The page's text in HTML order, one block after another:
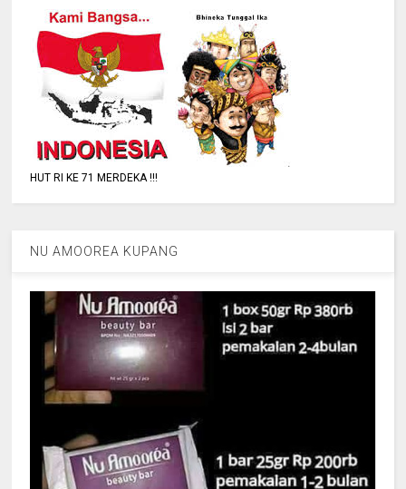
HUT RI KE 71 MERDEKA !!!
NU AMOOREA KUPANG